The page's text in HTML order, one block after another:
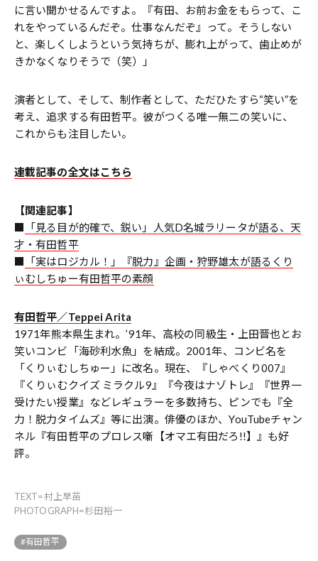
に言い聞かせるんですよ。『有田、お前お金をもらって、こ
れをやっているんだぞ。仕事なんだぞ』って。そうしない
と、楽しくしようという気持ちが、膨れ上がって、歯止めが
きかなくなりそうで（笑）」
演者として、そして、制作者として、ただひたすら“笑い”を
考え、追求する有田哲平。彼がつくる唯一無二の笑いに、
これからも注目したい。
連載記事の全文はこちら
【関連記事】
■
「見る目が的確で、鋭い」人気D名城ラリータが語る、天
才・有田哲平
■
「実はロジカル！」『脱力』企画・狩野雄太が語るくり
ぃむしちゅー有田哲平の素顔
有田哲平／Teppei Arita
1971年熊本県生まれ。’91年、高校の同級生・上田晋也とお
笑いコンビ「海砂利水魚」を結成。2001年、コンビ名を
「くりぃむしちゅー」に改名。現在、『しゃべくり007』
『くりぃむクイズ ミラクル9』『今夜はナゾトレ』『世界一
受けたい授業』などレギュラーを多数持ち、ピンでも『全
力！脱力タイムズ』等に出演。俳優のほか、YouTubeチャン
ネル『有田哲平のプロレス噺【オマエ有田だろ!!】』も好
評。
TEXT=村上早苗
PHOTOGRAPH=杉田裕一
#有田哲平